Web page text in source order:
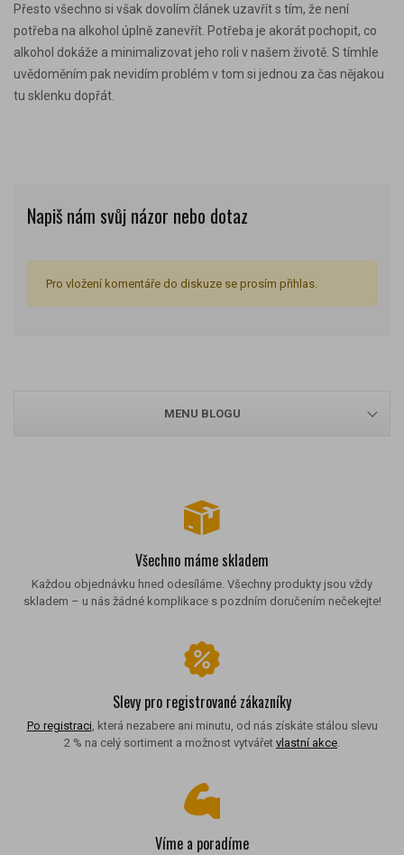
Přesto všechno si však dovolím článek uzavřít s tím, že není
potřeba na alkohol úplně zanevřít. Potřeba je akorát pochopit, co
alkohol dokáže a minimalizovat jeho roli v našem životě. S tímhle
uvědoměním pak nevidím problém v tom si jednou za čas nějakou
tu sklenku dopřát.
Napiš nám svůj názor nebo dotaz
Pro vložení komentáře do diskuze se prosím přihlas.
MENU BLOGU
Všechno máme skladem
Každou objednávku hned odesíláme. Všechny produkty jsou vždy
skladem – u nás žádné komplikace s pozdním doručením nečekejte!
Slevy pro registrované zákazníky
Po registraci , která nezabere ani minutu, od nás získáte stálou slevu
2 % na celý sortiment a možnost vytvářet vlastní akce
Víme a poradíme